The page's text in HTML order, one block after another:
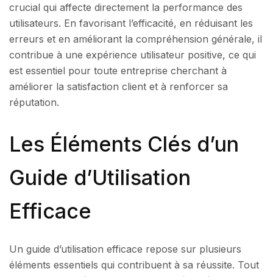
crucial qui affecte directement la performance des
utilisateurs. En favorisant l’efficacité, en réduisant les
erreurs et en améliorant la compréhension générale, il
contribue à une expérience utilisateur positive, ce qui
est essentiel pour toute entreprise cherchant à
améliorer la satisfaction client et à renforcer sa
réputation.
Les Éléments Clés d’un
Guide d’Utilisation
Efficace
Un guide d’utilisation efficace repose sur plusieurs
éléments essentiels qui contribuent à sa réussite. Tout